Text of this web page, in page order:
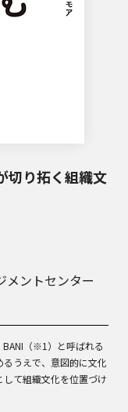
り拓く組織文
メントセンター
（※1）と呼ばれる
うえで、意図的に文化
て組織文化を位置づけ